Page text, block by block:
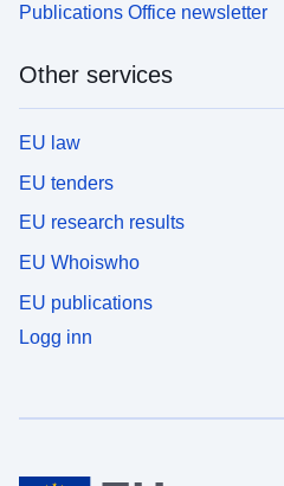
Publications Office newsletter
Other services
EU law
EU tenders
EU research results
EU Whoiswho
EU publications
Logg inn